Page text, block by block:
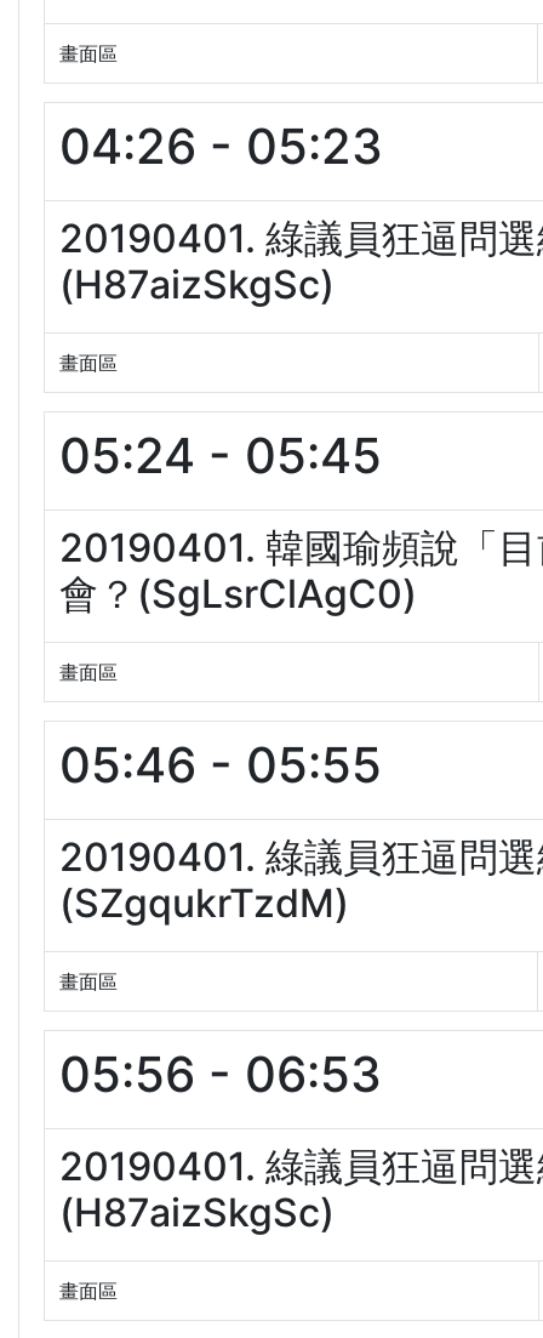
畫面區
04:26 - 05:23
20190401. 綠議員狂逼問
(H87aizSkgSc)
畫面區
05:24 - 05:45
20190401. 韓國瑜頻說「
會？(SgLsrClAgC0)
畫面區
05:46 - 05:55
20190401. 綠議員狂逼問
(SZgqukrTzdM)
畫面區
05:56 - 06:53
20190401. 綠議員狂逼問
(H87aizSkgSc)
畫面區